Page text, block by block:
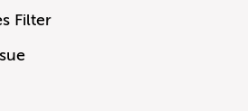
Filter